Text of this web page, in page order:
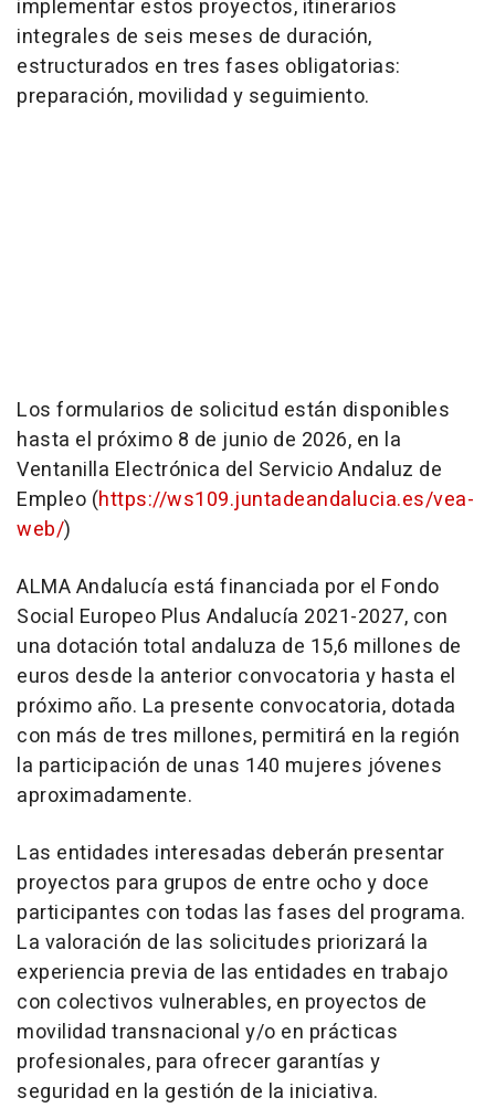
implementar estos proyectos, itinerarios
integrales de seis meses de duración,
estructurados en tres fases obligatorias:
preparación, movilidad y seguimiento.
Los formularios de solicitud están disponibles
hasta el próximo 8 de junio de 2026, en la
Ventanilla Electrónica del Servicio Andaluz de
Empleo (https://ws109.juntadeandalucia.es/vea-
web/)
ALMA Andalucía está financiada por el Fondo
Social Europeo Plus Andalucía 2021-2027, con
una dotación total andaluza de 15,6 millones de
euros desde la anterior convocatoria y hasta el
próximo año. La presente convocatoria, dotada
con más de tres millones, permitirá en la región
la participación de unas 140 mujeres jóvenes
aproximadamente.
Las entidades interesadas deberán presentar
proyectos para grupos de entre ocho y doce
participantes con todas las fases del programa.
La valoración de las solicitudes priorizará la
experiencia previa de las entidades en trabajo
con colectivos vulnerables, en proyectos de
movilidad transnacional y/o en prácticas
profesionales, para ofrecer garantías y
seguridad en la gestión de la iniciativa.